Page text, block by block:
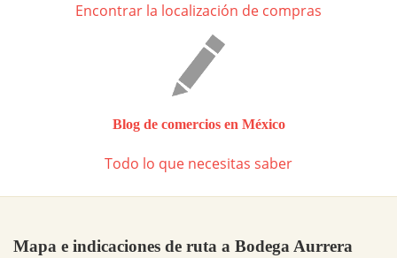
Encontrar la localización de compras
Blog de comercios en México
Todo lo que necesitas saber
Mapa e indicaciones de ruta a Bodega Aurrera